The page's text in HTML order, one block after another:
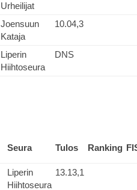
Urheilijat
Joensuun
Kataja
10.04,3
Liperin
Hiihtoseura
DNS
Seura Tulos Ranking
Liperin
Hiihtoseura
13.13,1